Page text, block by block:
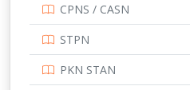
CPNS / CASN
STPN
PKN STAN